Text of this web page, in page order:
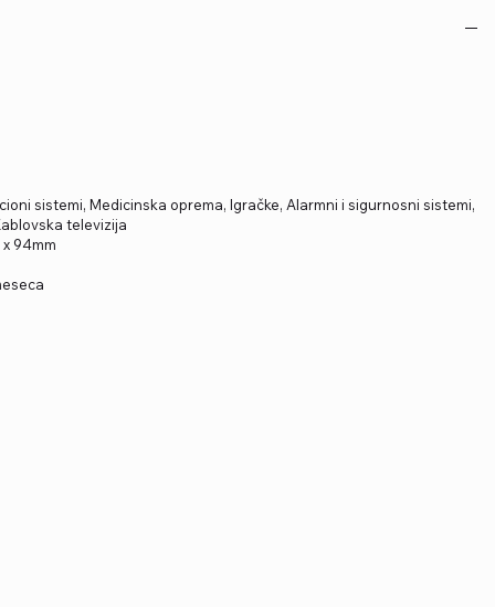
sistemi, Medicinska oprema, Igračke, Alarmni i sigurnosni sistemi,
televizija
x 94mm